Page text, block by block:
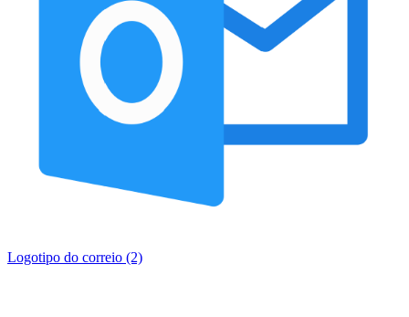
Logotipo do correio (2)